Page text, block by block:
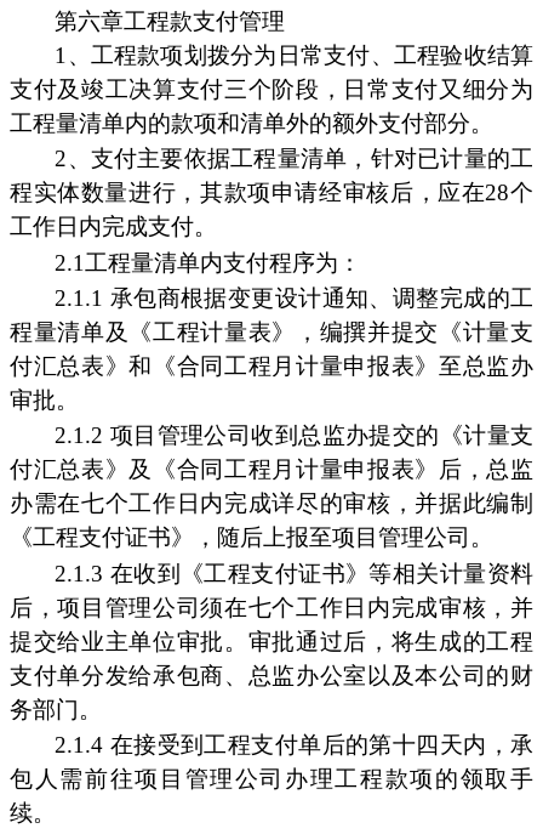
第六章工程款支付管理
1、工程款项划拨分为日常支付、工程验收结算
支付及竣工决算支付三个阶段，日常支付又细分为
工程量清单内的款项和清单外的额外支付部分。
2、支付主要依据工程量清单，针对已计量的工
程实体数量进行，其款项申请经审核后，应在28个
工作日内完成支付。
2.1工程量清单内支付程序为：
2.1.1 承包商根据变更设计通知、调整完成的工
程量清单及《工程计量表》，编撰并提交《计量支
付汇总表》和《合同工程月计量申报表》至总监办
审批。
2.1.2 项目管理公司收到总监办提交的《计量支
付汇总表》及《合同工程月计量申报表》后，总监
办需在七个工作日内完成详尽的审核，并据此编制
《工程支付证书》，随后上报至项目管理公司。
2.1.3 在收到《工程支付证书》等相关计量资料
后，项目管理公司须在七个工作日内完成审核，并
提交给业主单位审批。审批通过后，将生成的工程
支付单分发给承包商、总监办公室以及本公司的财
务部门。
2.1.4 在接受到工程支付单后的第十四天内，承
包人需前往项目管理公司办理工程款项的领取手
续。